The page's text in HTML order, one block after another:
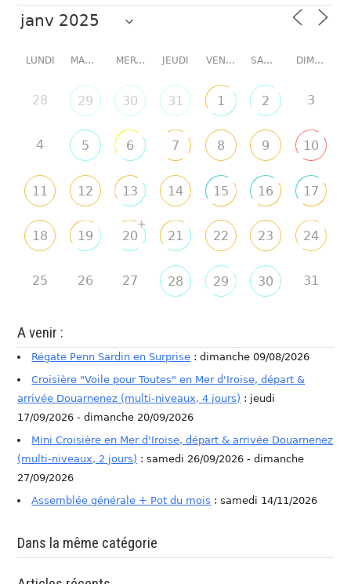
LUNDI MARDI MERCREDI JEUDI VENDREDI SAMEDI DIMANCHE
28 29 30 31 1 2 3
4 5 6 7 8 9 10
11 12 13 14 15 16 17
18 19 20
+
21 22 23 24
25 26 27 28 29 30 31
A venir :
Régate Penn Sardin en Surprise : dimanche 09/08/2026
Croisière "Voile pour Toutes" en Mer d'Iroise, départ &
arrivée Douarnenez (multi-niveaux, 4 jours) : jeudi
17/09/2026 - dimanche 20/09/2026
Mini Croisière en Mer d'Iroise, départ & arrivée Douarnenez
(multi-niveaux, 2 jours) : samedi 26/09/2026 - dimanche
27/09/2026
Assemblée générale + Pot du mois : samedi 14/11/2026
Dans la même catégorie